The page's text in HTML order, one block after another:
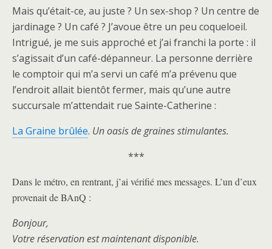
Mais qu’était-ce, au juste ? Un sex-shop ? Un centre de
jardinage ? Un café ? J’avoue être un peu coqueloeil.
Intrigué, je me suis approché et j’ai franchi la porte : il
s’agissait d’un café-dépanneur. La personne derrière
le comptoir qui m’a servi un café m’a prévenu que
l’endroit allait bientôt fermer, mais qu’une autre
succursale m’attendait rue Sainte-Catherine :
La Graine brûlée. Un oasis de graines stimulantes.
***
Dans le métro, en rentrant, j’ai vérifié mes messages. L’un d’eux
provenait de BAnQ :
Bonjour,
Votre réservation est maintenant disponible.